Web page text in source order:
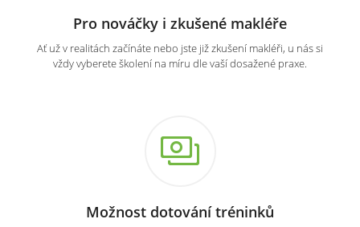
Pro nováčky i zkušené makléře
Ať už v realitách začínáte nebo jste již zkušení makléři, u nás si
vždy vyberete školení na míru dle vaší dosažené praxe.
Možnost dotování tréninků